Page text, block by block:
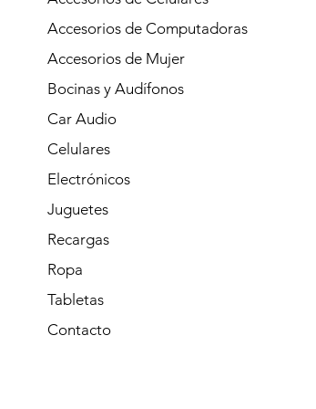
Accesorios de Computadoras
Accesorios de Mujer
Bocinas y Audífonos
Car Audio
Celulares
Electrónicos
Juguetes
Recargas
Ropa
Tabletas
Contacto